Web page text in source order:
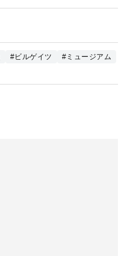
#ビルゲイツ
#ミュージアム